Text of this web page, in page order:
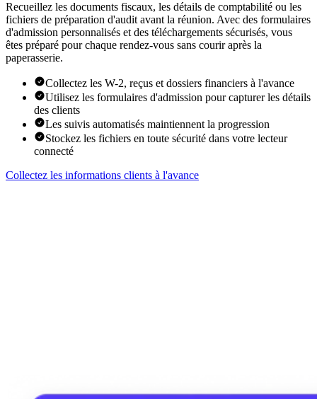
Recueillez les documents fiscaux, les détails de comptabilité ou les
fichiers de préparation d'audit avant la réunion. Avec des formulaires
d'admission personnalisés et des téléchargements sécurisés, vous
êtes préparé pour chaque rendez-vous sans courir après la
paperasserie.
Collectez les W-2, reçus et dossiers financiers à l'avance
Utilisez les formulaires d'admission pour capturer les détails
des clients
Les suivis automatisés maintiennent la progression
Stockez les fichiers en toute sécurité dans votre lecteur
connecté
Collectez les informations clients à l'avance